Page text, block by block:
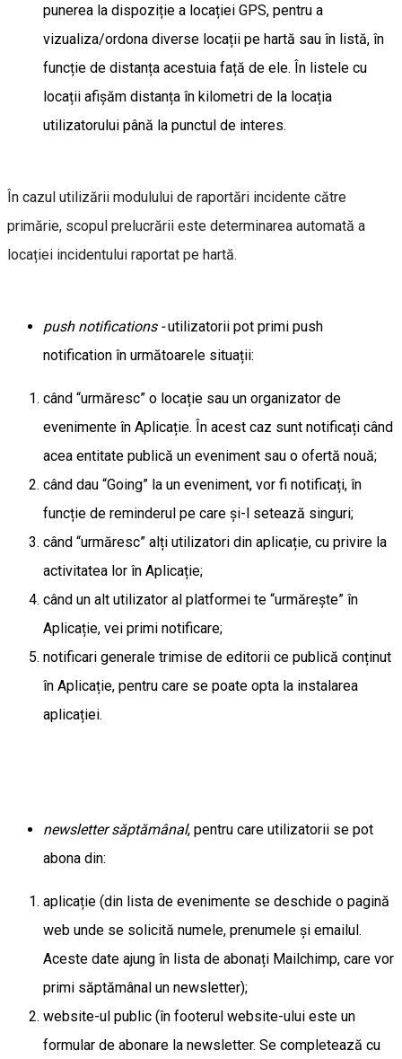
punerea la dispoziție a locației GPS, pentru a
vizualiza/ordona diverse locații pe hartă sau în listă, în
funcție de distanța acestuia față de ele. În listele cu
locații afișăm distanța în kilometri de la locația
utilizatorului până la punctul de interes.
În cazul utilizării modulului de raportări incidente către
primărie, scopul prelucrării este determinarea automată a
locației incidentului raportat pe hartă.
push notifications -utilizatorii pot primi push
notification în următoarele situații:
când “urmăresc” o locație sau un organizator de
evenimente în Aplicație. În acest caz sunt notificați când
acea entitate publică un eveniment sau o ofertă nouă;
când dau “Going” la un eveniment, vor fi notificați, în
funcție de reminderul pe care și-l setează singuri;
când “urmăresc” alți utilizatori din aplicație, cu privire la
activitatea lor în Aplicație;
când un alt utilizator al platformei te “urmărește” în
Aplicație, vei primi notificare;
notificari generale trimise de editorii ce publică conținut
în Aplicație, pentru care se poate opta la instalarea
aplicației.
newsletter săptămânal, pentru care utilizatorii se pot
abona din:
aplicație (din lista de evenimente se deschide o pagină
web unde se solicită numele, prenumele și emailul.
Aceste date ajung în lista de abonați Mailchimp, care vor
primi săptămânal un newsletter);
website-ul public (în footerul website-ului este un
formular de abonare la newsletter. Se completează cu